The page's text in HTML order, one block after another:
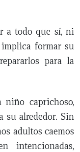
a todo que sí, ni
formar su
para la
caprichoso,
su alrededor. Sin
adultos caemos
intencionadas,